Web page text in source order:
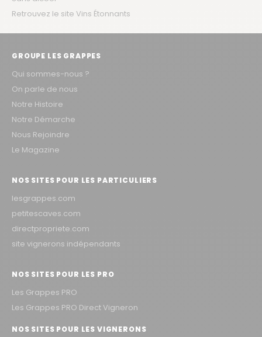
Retrouvez le site Vins Étonnants
GROUPE LES GRAPPES
Qui sommes-nous ?
On parle de nous
Notre Histoire
Notre Démarche
Nous Rejoindre
Le Magazine
NOS SITES POUR LES PARTICULIERS
lesgrappes.com
petitescaves.com
directpropriete.com
site vignerons indépendants
NOS SITES POUR LES PRO
Les Grappes PRO
Les Grappes PRO Direct Vigneron
NOS SITES POUR LES VIGNERONS